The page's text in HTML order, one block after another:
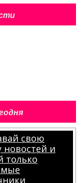
свою
новостей и
только